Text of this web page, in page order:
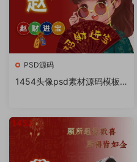
PSD源码
1454头像psd素材源码模板
作教程软件